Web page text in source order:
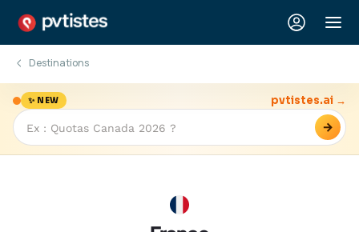
Destinations
✨ NEW
→
pvtistes.ai →